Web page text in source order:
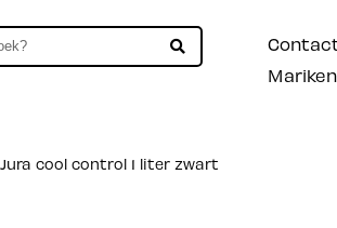
Jura cool control 1 liter zwart